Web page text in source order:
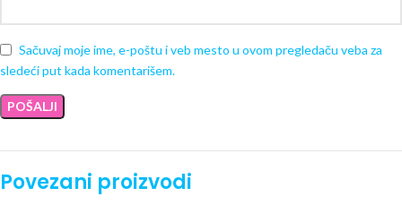
Sačuvaj moje ime, e-poštu i veb mesto u ovom pregledaču veba za
sledeći put kada komentarišem.
Povezani proizvodi